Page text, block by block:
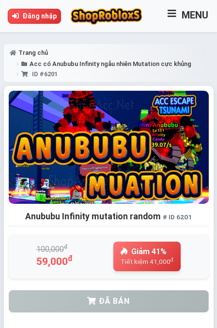
Đăng nhập MENU
Trang chủ
Acc có Anububu Infinity ngẫu nhiên Mutation cực khủng
ID #6201
Anububu Infinity mutation random # ID 6201
100,000đ
59,000đ
Giảm 41%
Tiết kiệm 41,000đ
ĐÃ BÁN